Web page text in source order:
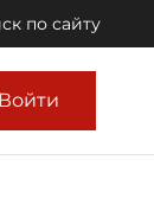
по сайту
Войти